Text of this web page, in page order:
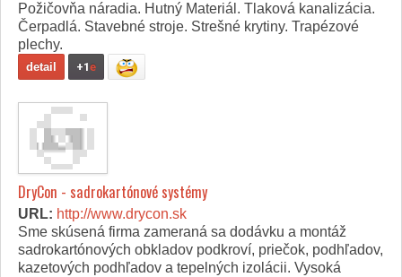
Požičovňa náradia. Hutný Materiál. Tlaková kanalizácia.
Čerpadlá. Stavebné stroje. Strešné krytiny. Trapézové
plechy.
detail +1e
DryCon - sadrokartónové systémy
URL: http://www.drycon.sk
Sme skúsená firma zameraná sa dodávku a montáž
sadrokartónových obkladov podkroví, priečok, podhľadov,
kazetových podhľadov a tepelných izolácii. Vysoká